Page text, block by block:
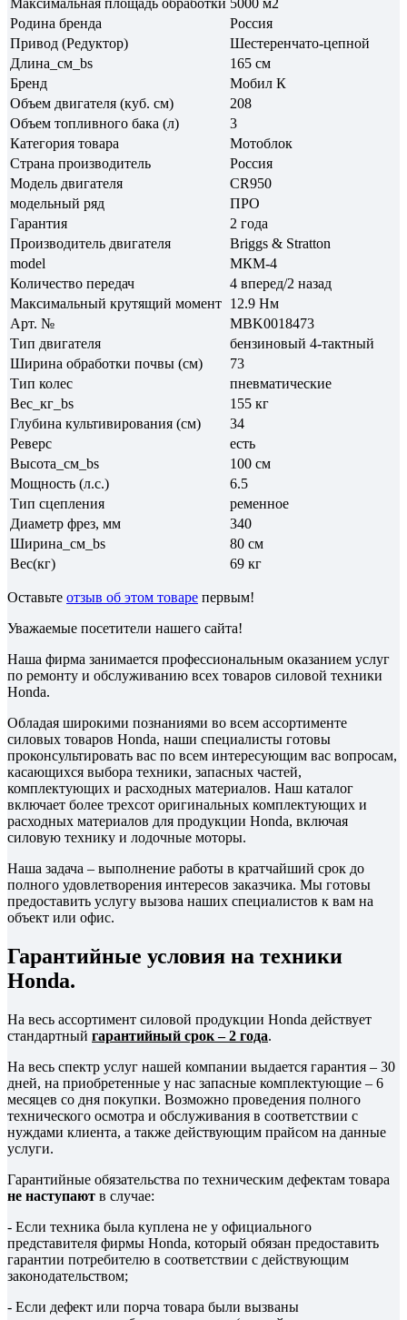
Родина бренда
Россия
Привод (Редуктор)
Шестеренчато-цепной
Длина_см_bs
165 см
Бренд
Мобил К
Объем двигателя (куб. см)
208
Объем топливного бака (л)
3
Категория товара
Мотоблок
Страна производитель
Россия
Модель двигателя
CR950
модельный ряд
ПРО
Гарантия
2 года
Производитель двигателя
Briggs & Stratton
model
МКМ-4
Количество передач
4 вперед/2 назад
Максимальный крутящий момент 12.9 Нм
Арт. №
MBK0018473
Тип двигателя
бензиновый 4-тактный
Ширина обработки почвы (см)
73
Тип колес
пневматические
Вес_кг_bs
155 кг
Глубина культивирования (см)
34
Реверс
есть
Высота_см_bs
100 см
Мощность (л.с.)
6.5
Тип сцепления
ременное
Диаметр фрез, мм
340
Ширина_см_bs
80 см
Вес(кг)
69 кг
Оставьте отзыв об этом товаре первым!
Уважаемые посетители нашего сайта!
Наша фирма занимается профессиональным оказанием услуг
по ремонту и обслуживанию всех товаров силовой техники
Honda.
Обладая широкими познаниями во всем ассортименте
силовых товаров Honda, наши специалисты готовы
проконсультировать вас по всем интересующим вас вопросам,
касающихся выбора техники, запасных частей,
комплектующих и расходных материалов. Наш каталог
включает более трехсот оригинальных комплектующих и
расходных материалов для продукции Honda, включая
силовую технику и лодочные моторы.
Наша задача – выполнение работы в кратчайший срок до
полного удовлетворения интересов заказчика. Мы готовы
предоставить услугу вызова наших специалистов к вам на
объект или офис.
Гарантийные условия на техники
Honda.
На весь ассортимент силовой продукции Honda действует
стандартный гарантийный срок – 2 года.
На весь спектр услуг нашей компании выдается гарантия – 30
дней, на приобретенные у нас запасные комплектующие – 6
месяцев со дня покупки. Возможно проведения полного
технического осмотра и обслуживания в соответствии с
нуждами клиента, а также действующим прайсом на данные
услуги.
Гарантийные обязательства по техническим дефектам товара
не наступают в случае:
- Если техника была куплена не у официального
представителя фирмы Honda, который обязан предоставить
гарантии потребителю в соответствии с действующим
законодательством;
- Если дефект или порча товара были вызваны